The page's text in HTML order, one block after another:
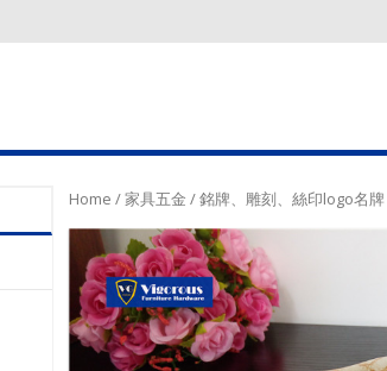
Home /家具五金 /銘牌、雕刻、絲印logo名牌